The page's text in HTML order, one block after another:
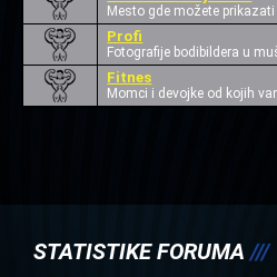
Mesto gde možete
Profi
Fotografije bodibildera u
Fitnes
Momci i devojke od kojih
STATISTIKE FORUMA ///